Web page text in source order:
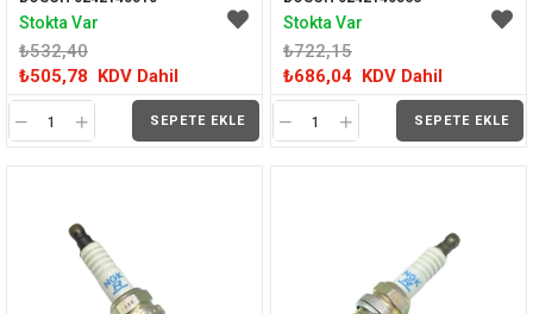
₺532,40
₺505,78 KDV Dahil
SEPETE EKLE
Stokta Var
₺722,15
₺686,04 KDV Dahil
SEPETE EKLE
Stokta Var